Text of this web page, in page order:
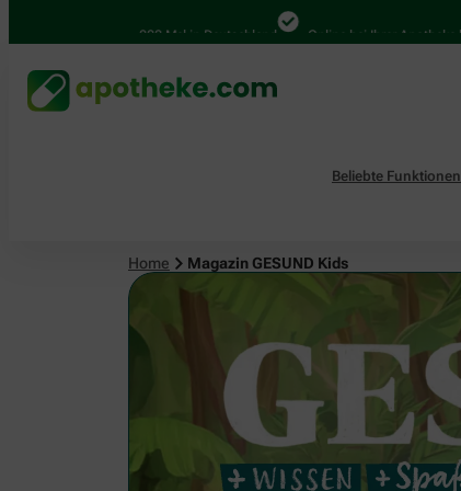
4.000 Mal in Deutschland Online bei Ihrer Apotheke bestellen
Beliebte Funktionen
Home Magazin GESUND Kids